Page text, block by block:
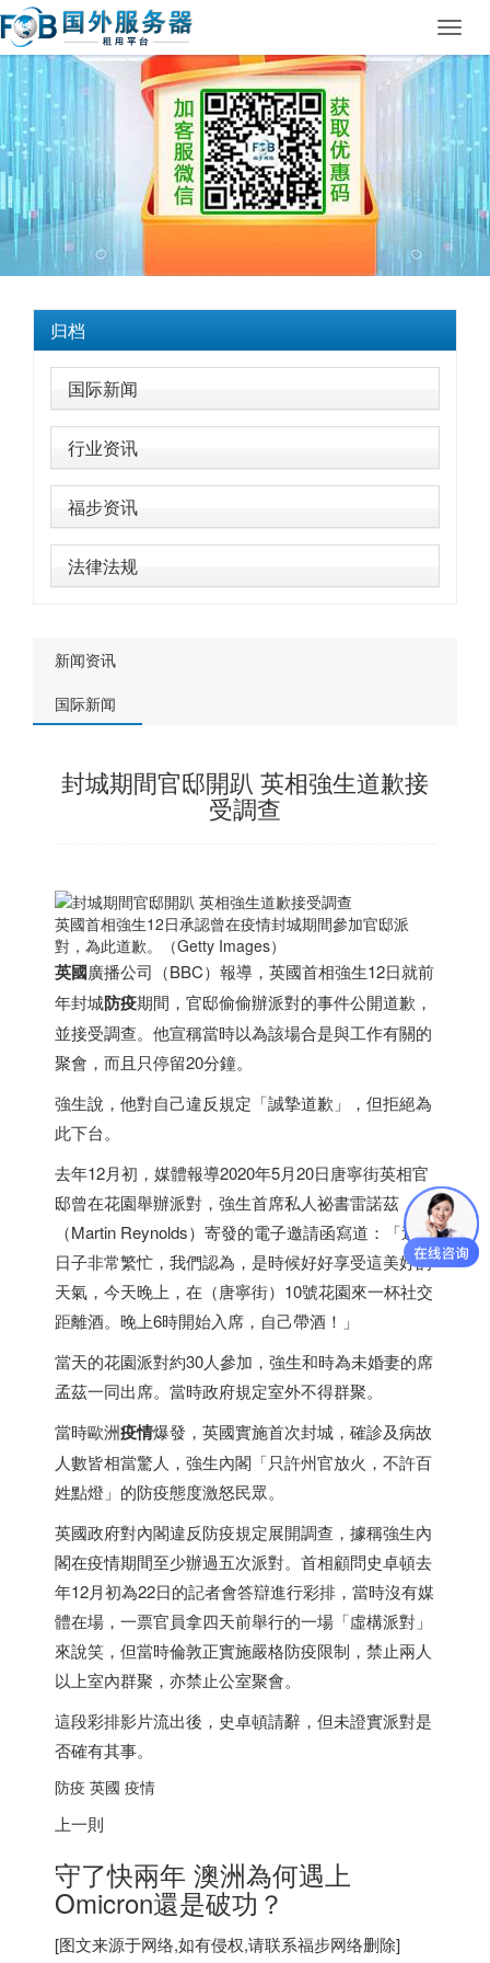
归档
国际新闻
行业资讯
福步资讯
法律法规
新闻资讯
国际新闻
封城期間官邸開趴 英相強生道歉接
受調查
英國首相強生12日承認曾在疫情封城期間參加官邸派
對，為此道歉。（Getty Images）
英國廣播公司（BBC）報導，英國首相強生12日就前
年封城防疫期間，官邸偷偷辦派對的事件公開道歉，
並接受調查。他宣稱當時以為該場合是與工作有關的
聚會，而且只停留20分鐘。
強生說，他對自己違反規定「誠摯道歉」，但拒絕為
此下台。
去年12月初，媒體報導2020年5月20日唐寧街英相官
邸曾在花園舉辦派對，強生首席私人祕書雷諾茲
（Martin Reynolds）寄發的電子邀請函寫道：「這段
日子非常繁忙，我們認為，是時候好好享受這美好的
天氣，今天晚上，在（唐寧街）10號花園來一杯社交
距離酒。晚上6時開始入席，自己帶酒！」
當天的花園派對約30人參加，強生和時為未婚妻的席
孟茲一同出席。當時政府規定室外不得群聚。
當時歐洲疫情爆發，英國實施首次封城，確診及病故
人數皆相當驚人，強生內閣「只許州官放火，不許百
姓點燈」的防疫態度激怒民眾。
英國政府對內閣違反防疫規定展開調查，據稱強生內
閣在疫情期間至少辦過五次派對。首相顧問史卓頓去
年12月初為22日的記者會答辯進行彩排，當時沒有媒
體在場，一票官員拿四天前舉行的一場「虛構派對」
來說笑，但當時倫敦正實施嚴格防疫限制，禁止兩人
以上室內群聚，亦禁止公室聚會。
這段彩排影片流出後，史卓頓請辭，但未證實派對是
否確有其事。
防疫 英國 疫情
上一則
守了快兩年 澳洲為何遇上
Omicron還是破功？
[图文来源于网络,如有侵权,请联系福步网络删除]